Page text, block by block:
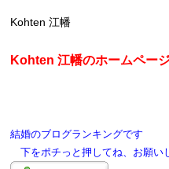
Kohten 江幡
Kohten 江幡のホームペー
結婚のブログランキングです
下をポチっと押してね、お願い